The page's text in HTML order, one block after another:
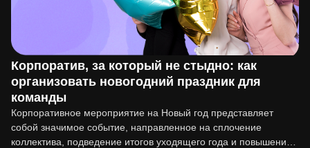
Корпоратив, за который не стыдно: как
организовать новогодний праздник для
команды
Корпоративное мероприятие на Новый год представляет
собой значимое событие, направленное на сплочение
коллектива, подведение итогов уходящего года и повышение